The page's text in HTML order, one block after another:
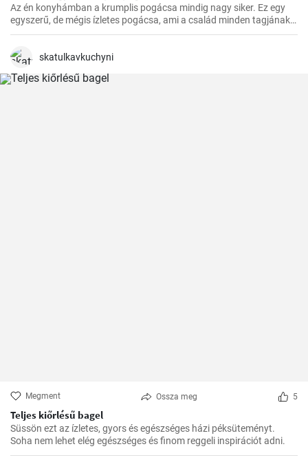
Az én konyhámban a krumplis pogácsa mindig nagy siker. Ez egy
egyszerű, de mégis ízletes pogácsa, ami a család minden tagjának
kedvence.
skatulkavkuchyni
Megment Ossza meg 5
Teljes kiőrlésű bagel
Süssön ezt az ízletes, gyors és egészséges házi péksüteményt.
Soha nem lehet elég egészséges és finom reggeli inspirációt adni.